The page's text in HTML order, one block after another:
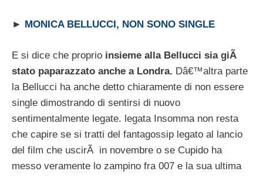
► MONICA BELLUCCI, NON SONO SINGLE
E si dice che proprio insieme alla Bellucci sia giÃ
stato paparazzato anche a Londra. Dâ€™altra parte
la Bellucci ha anche detto chiaramente di non essere
single dimostrando di sentirsi di nuovo
sentimentalmente legate. legata Insomma non resta
che capire se si tratti del fantagossip legato al lancio
del film che uscirÃ in novembre o se Cupido ha
messo veramente lo zampino fra 007 e la sua ultima